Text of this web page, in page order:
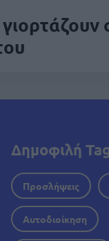
Δημοφιλή
Προσλήψεις
Αυτοδιοίκηση